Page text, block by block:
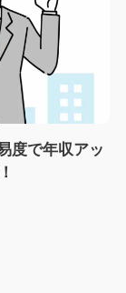
度で年収アッ